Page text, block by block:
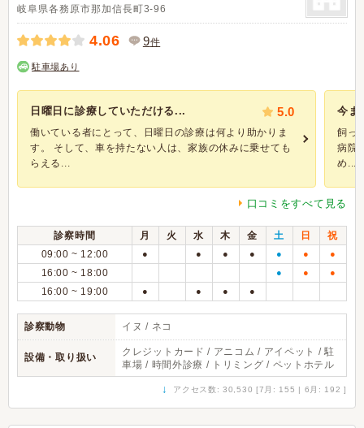
岐阜県各務原市那加信長町3-96
4.06 9件
駐車場あり
日曜日に診療していただける... 5.0
働いている者にとって、日曜日の診療は何より助かりま
す。 そして、車を持たない人は、家族の休みに乗せても
らえる...
今ま
飼っ
病院
め...
口コミをすべて見る
診察時間 月 火 水 木 金 土 日
祝
09:00 ~ 12:00
● ● ● ● ● ● ●
16:00 ~ 18:00 ● ● ●
16:00 ~ 19:00 ● ● ● ●
診察動物 イヌ / ネコ
設備・取り扱い
クレジットカード / アニコム / アイペット / 駐
車場 / 時間外診療 / トリミング / ペットホテル
↓ アクセス数: 30,530 [7月: 155 | 6月: 192 ]